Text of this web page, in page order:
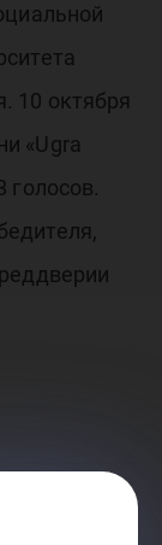
10 октября
«Ugra
голосов.